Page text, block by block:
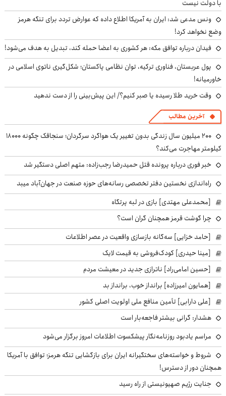
با دولت نیست
ونس مدعی شد: ایران به آمریکا اطلاع داده که عوارض تردد برای تنگه هرمز
وضع نخواهد کرد!
فیدان درباره توافق مکه: هر کشوری به اعضا حمله کند، تبدیل به هدف می‌شود!
پول عربستان، فناوری ترکیه، توان نظامی پاکستان؛ شکل‌گیری ناتوی اسلامی در
خاورمیانه!
وقت خرید طلا رسیده یا صبر کنیم؟/ این پیش‌بینی را از دست ندهید
آخرین مطالب
۲۰۰ میلیون سال زندگی بدون تغییر یک هواگرد سرگردان؛ سنجاقک‌ چگونه ۱۸۰۰۰
کیلومتر مهاجرت می‌کند؟
خبر فوری درباره پرونده قتل حمیدرضا رجب‌زاده: متهم اصلی دستگیر شد
راه‌اندازی نخستین دفتر تخصصی رسانه‌های حوزه صنعت در جهان‌آباد میبد
[محمدعلی مهتدی] بازی در لبه پرتگاه
چرا گوشت قرمز همچنان گران است؟
[حامد خزایی] سه‌گانه بازسازی واقعیت در عصر اطلاعات
[مینا حیدری] کودک‌فروشی به قیمت لایک
[حسین امامی‌راد] ناترازی جدید در معیشت مردم
[همایون امیرزاده] برانداز خوب، برانداز بد
[علی دارابی] تأمین منافع ملی اولویت اصلی کشور
هشدار: گرانی بیشتر فاجعه‌بار است
مراسم یادبود روزنامه‌نگار پیشکسوت اطلاعات امروز برگزار می‌شود
شروط و خواسته‌های سختگیرانه ایران برای بازگشایی تنگه هرمز؛ توافق با آمریکا
همچنان دور از دسترس!
جنایت رژیم صهیونیستی از راه رسید